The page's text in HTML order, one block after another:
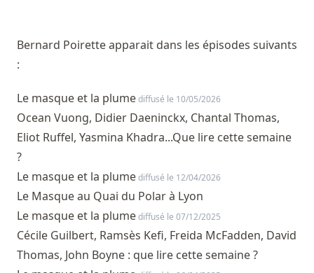
Bernard Poirette apparait dans les épisodes suivants
:
Le masque et la plumediffusé le 10/05/2026
Ocean Vuong, Didier Daeninckx, Chantal Thomas,
Eliot Ruffel, Yasmina Khadra...Que lire cette semaine
?
Le masque et la plumediffusé le 12/04/2026
Le Masque au Quai du Polar à Lyon
Le masque et la plumediffusé le 07/12/2025
Cécile Guilbert, Ramsès Kefi, Freida McFadden, David
Thomas, John Boyne : que lire cette semaine ?